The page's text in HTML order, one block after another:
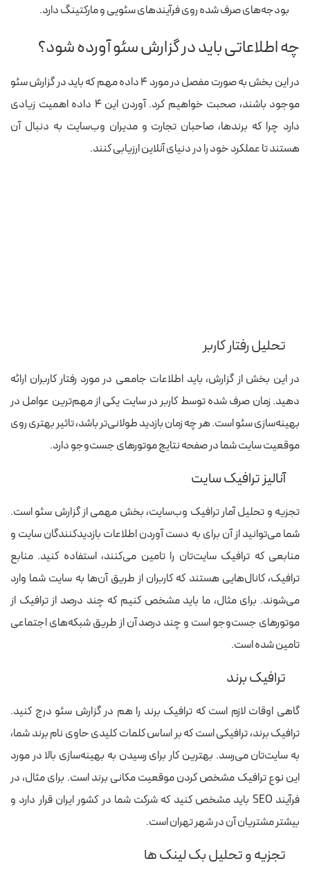
بودجه‌های صرف شده روی فرآیندهای سئویی و مارکتینگ دارد.
چه اطلاعاتی باید در گزارش سئو آورده شود؟
در این بخش به صورت مفصل در مورد ۴ داده مهم که باید در گزارش سئو
موجود باشند، صحبت خواهیم کرد. آوردن این ۴ داده اهمیت زیادی
دارد چرا که برندها، صاحبان تجارت و مدیران وب‌سایت به دنبال آن
هستند تا عملکرد خود را در دنیای آنلاین ارزیابی کنند.
تحلیل رفتار کاربر
در این بخش از گزارش، باید اطلاعات جامعی در مورد رفتار کاربران ارائه
دهید. زمان صرف شده توسط کاربر در سایت یکی از مهم‌ترین عوامل در
بهینه‌‏سازی سئو است. هر چه زمان بازدید طولانی‌تر باشد، تاثیر بهتری روی
موقعیت سایت شما در صفحه نتایج موتورهای جست‌وجو دارد.
آنالیز ترافیک سایت
تجزیه و تحلیل آمار ترافیک و‌ب‌‏سایت، بخش مهمی از گزارش سئو است.
شما‌ می‌توانید از آن برای به دست آوردن اطلاعات بازدیدکنندگان سایت و
منابعی که ترافیک سایت‌تان را تامین می‌کنند، استفاده کنید. منابع
ترافیک، کانال‌هایی هستند که کاربران از طریق آن‌ها به سایت شما‌ وارد
می‌شوند. برای مثال، ما باید مشخص کنیم که چند درصد از ترافیک از
موتورهای جست‌وجو است و چند درصد آن از طریق شبکه‌های اجتماعی
تامین شده است.
ترافیک برند
گاهی اوقات لازم است که ترافیک برند را هم در گزارش سئو درج کنید.
ترافیک برند، ترافیکی است که بر اساس کلمات کلیدی حاوی نام برند شما،
به سایت‎‌تان می‎‌رسد.
بهترین کار برای رسیدن به بهینه‌سازی بالا در مورد
این نوع ترافیک مشخص کردن موقعیت مکانی برند است. برای مثال، در
فرآیند SEO باید مشخص کنید که شرکت شما در کشور ایران قرار دارد و
بیشتر مشتریان آن در شهر تهران است.
تجزیه و تحلیل بک ‏لینک ها